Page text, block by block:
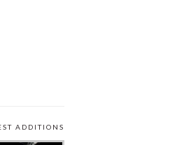
ADDITIONS